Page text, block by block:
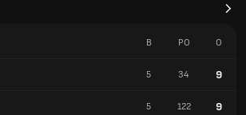
В РО О
5 34 9
5 122 9